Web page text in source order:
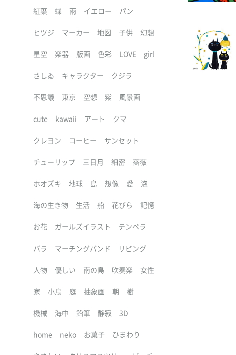
紅葉 蝶 雨 イエロー パン
ヒツジ マーカー 地図 子供 幻想
星空 楽器 版画 色彩 LOVE girl
さしゐ キャラクター クジラ
不思議 東京 空想 紫 風景画
cute kawaii アート クマ
クレヨン コーヒー サンセット
チューリップ 三日月 細密 薔薇
ホオズキ 地球 島 想像 愛 泡
海の生き物 生活 船 花びら 記憶
お花 ガールズイラスト テンペラ
バラ マーチングバンド リビング
人物 優しい 南の島 吹奏楽 女性
家 小鳥 庭 抽象画 朝 樹
機械 海中 鉛筆 静寂 3D
home neko お菓子 ひまわり